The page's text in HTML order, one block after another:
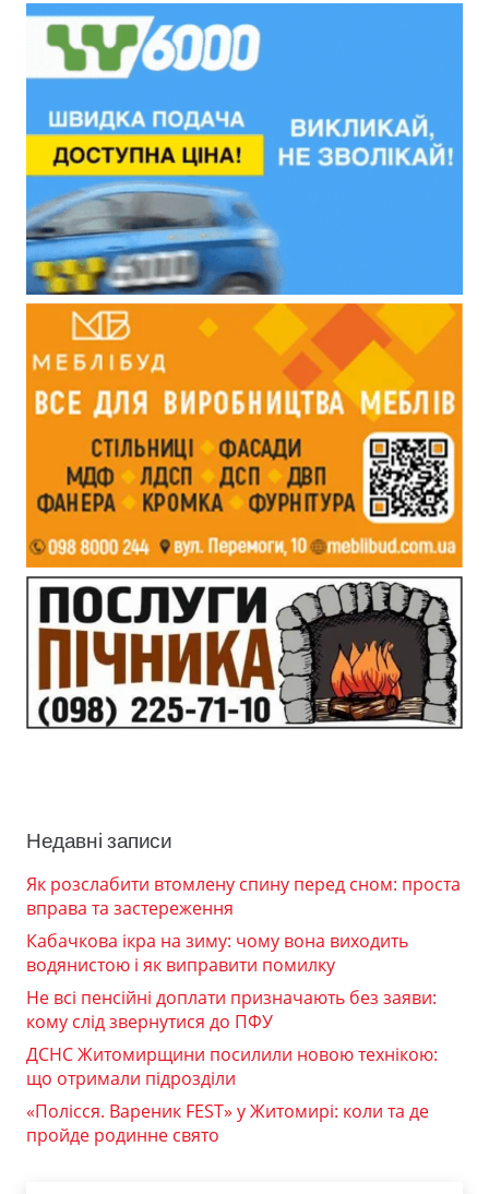
Недавні записи
Як розслабити втомлену спину перед сном: проста
вправа та застереження
Кабачкова ікра на зиму: чому вона виходить
водянистою і як виправити помилку
Не всі пенсійні доплати призначають без заяви:
кому слід звернутися до ПФУ
ДСНС Житомирщини посилили новою технікою:
що отримали підрозділи
«Полісся. Вареник FEST» у Житомирі: коли та де
пройде родинне свято